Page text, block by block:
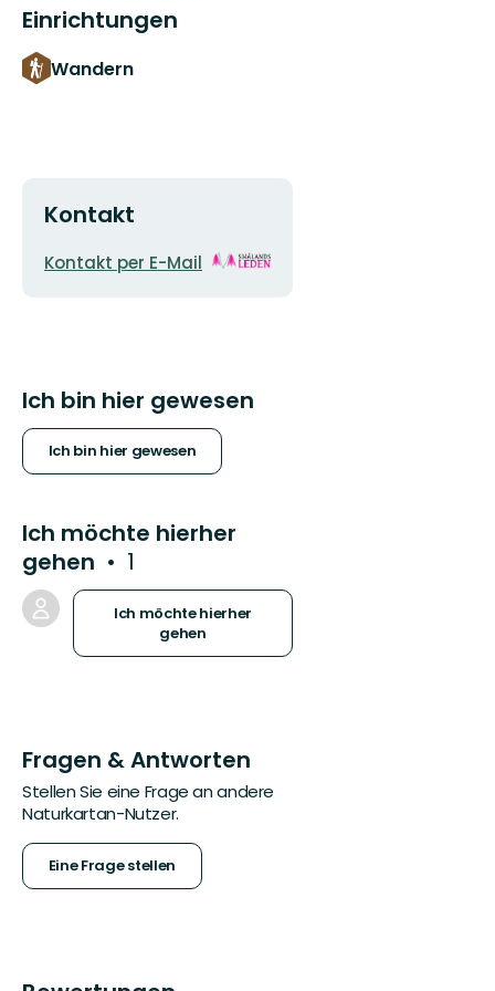
Einrichtungen
Wandern
Kontakt
E-
Kontakt per E-Mail Logotyp
Ich bin hier gewesen
Ich bin hier gewesen
Ich möchte hierher
gehen
1
Ich möchte hierher
gehen
Fragen & Antworten
Stellen Sie eine Frage an andere
Naturkartan-Nutzer.
Eine Frage stellen